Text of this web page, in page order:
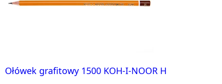
Ołówek grafitowy 1500 KOH-I-NOOR H